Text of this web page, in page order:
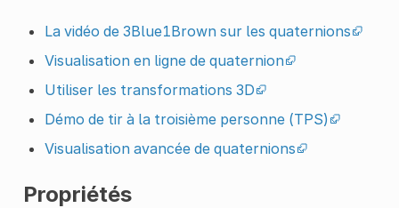
La vidéo de 3Blue1Brown sur les quaternions
Visualisation en ligne de quaternion
Utiliser les transformations 3D
Démo de tir à la troisième personne (TPS)
Visualisation avancée de quaternions
Propriétés